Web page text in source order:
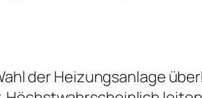
der Heizungsanlage